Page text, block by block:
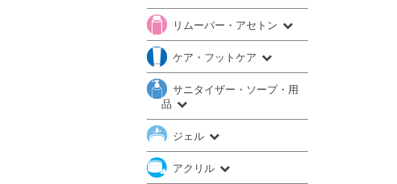
リムーバー・アセトン
ケア・フットケア
サニタイザー・ソープ・用
品
ジェル
アクリル